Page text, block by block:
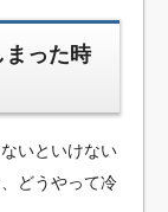
まった時
いといけない
どうやって冷